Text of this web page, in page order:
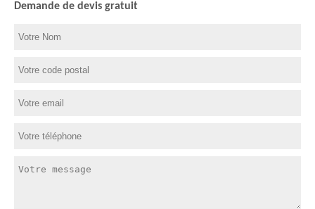
Demande de devis gratuit